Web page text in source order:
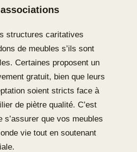
structures caritatives
de meubles s’ils sont
Certaines proposent un
gratuit, bien que leurs
soient stricts face à
de piètre qualité. C’est
s’assurer que vos meubles
vie tout en soutenant